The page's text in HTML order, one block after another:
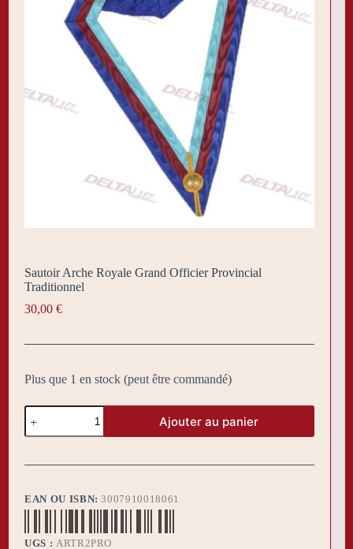
Sautoir Arche Royale Grand Officier Provincial
Traditionnel
30,00 €
Plus que 1 en stock (peut être commandé)
quantité
de
Sautoir
Royale
Provincial
Ajouter au panier
EAN OU ISBN:3007910018061
UGS : ARTR2PRO